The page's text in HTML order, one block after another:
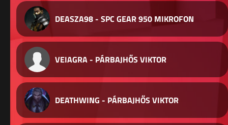
DEASZA98 - SPC GEAR 950 MIKROFON
VEIAGRA - PÁRBAJHŐS VIKTOR
DEATHWING - PÁRBAJHŐS VIKTOR